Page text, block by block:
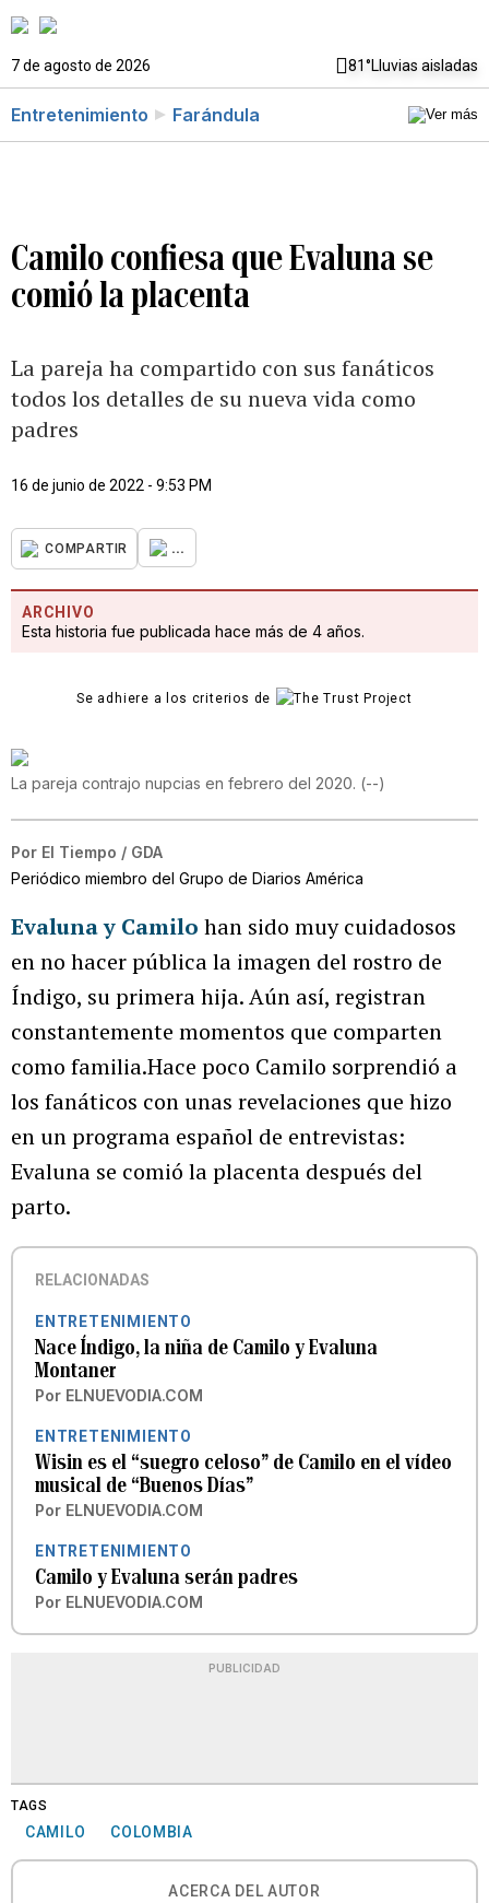
7 de agosto de 2026 81°Lluvias aisladas
Entretenimiento Farándula
Camilo confiesa que Evaluna se
comió la placenta
La pareja ha compartido con sus fanáticos
todos los detalles de su nueva vida como
padres
16 de junio de 2022 - 9:53 PM
COMPARTIR ...
ARCHIVO
Esta historia fue publicada hace más de 4 años.
Se adhiere a los criterios de
La pareja contrajo nupcias en febrero del 2020. (--)
Por El Tiempo / GDA
Periódico miembro del Grupo de Diarios América
Evaluna y Camilo han sido muy cuidadosos
en no hacer pública la imagen del rostro de
Índigo, su primera hija. Aún así, registran
constantemente momentos que comparten
como familia.Hace poco Camilo sorprendió a
los fanáticos con unas revelaciones que hizo
en un programa español de entrevistas:
Evaluna se comió la placenta después del
parto.
RELACIONADAS
ENTRETENIMIENTO
Nace Índigo, la niña de Camilo y Evaluna
Montaner
Por ELNUEVODIA.COM
ENTRETENIMIENTO
Wisin es el “suegro celoso” de Camilo en el vídeo
musical de “Buenos Días”
Por ELNUEVODIA.COM
ENTRETENIMIENTO
Camilo y Evaluna serán padres
Por ELNUEVODIA.COM
PUBLICIDAD
TAGS
CAMILO COLOMBIA
ACERCA DEL AUTOR